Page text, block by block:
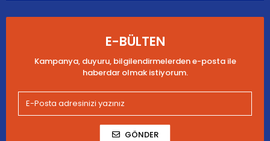
E-BÜLTEN
Kampanya, duyuru, bilgilendirmelerden e-posta ile
haberdar olmak istiyorum.
GÖNDER